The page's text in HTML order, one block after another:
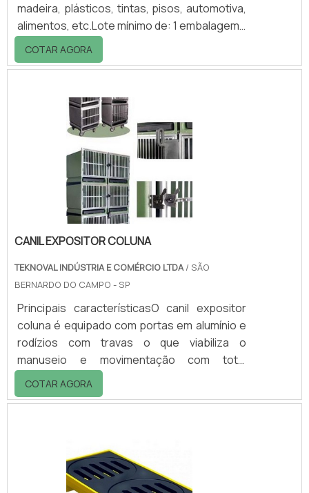
madeira, plásticos, tintas, pisos, automotiva,
alimentos, etc.Lote mínimo de: 1 embalagem -
20kgOs flocos de vidro técnico são
amplamente utilizados em revestimentos
mercado está concentrado na indústria de
revestimentos de alta performance. Devido à
sua morfologia, lâminas de vidro muito finas e
de relação proporcional elevada entre área e
espessura, o floco de vidro: Facilita a
liberação .
COTAR AGORA
CANIL EXPOSITOR COLUNA
TEKNOVAL INDÚSTRIA E COMÉRCIO LTDA/ SÃO
BERNARDO DO CAMPO - SP
Principais característicasO canil expositor
coluna é equipado com portas em alumínio e
rodízios com travas o que viabiliza o
manuseio e movimentação com total
facilidade. Além disso possui bandejas
plásticas inferiores para limpeza
higienização e disponível em várias cores e
tamanhos.Clique abaixo e garanta já seu
orçamento!Para obter maiores informações
COTAR AGORA